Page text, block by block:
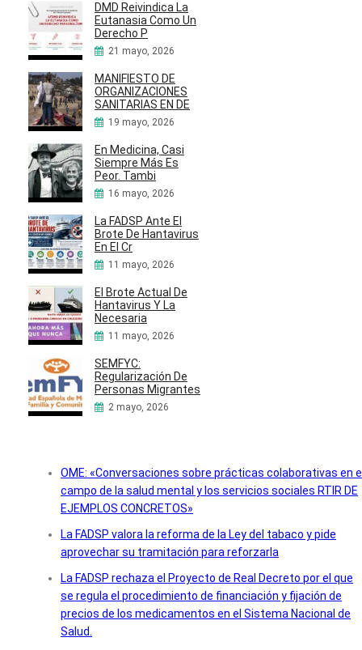
DMD Reivindica La
Eutanasia Como Un
Derecho P
21 mayo, 2026
MANIFIESTO DE
ORGANIZACIONES
SANITARIAS EN DE
19 mayo, 2026
En Medicina, Casi
Siempre Más Es
Peor. Tambi
16 mayo, 2026
La FADSP Ante El
Brote De Hantavirus
En El Cr
11 mayo, 2026
El Brote Actual De
Hantavirus Y La
Necesaria
11 mayo, 2026
SEMFYC:
Regularización De
Personas Migrantes
2 mayo, 2026
OME: «Conversaciones sobre prácticas colaborativas en
campo de la salud mental y los servicios sociales RTIR DE
EJEMPLOS CONCRETOS»
La FADSP valora la reforma de la Ley del tabaco y pide
aprovechar su tramitación para reforzarla
La FADSP rechaza el Proyecto de Real Decreto por el que
se regula el procedimiento de financiación y fijación de
precios de los medicamentos en el Sistema Nacional de
Salud.